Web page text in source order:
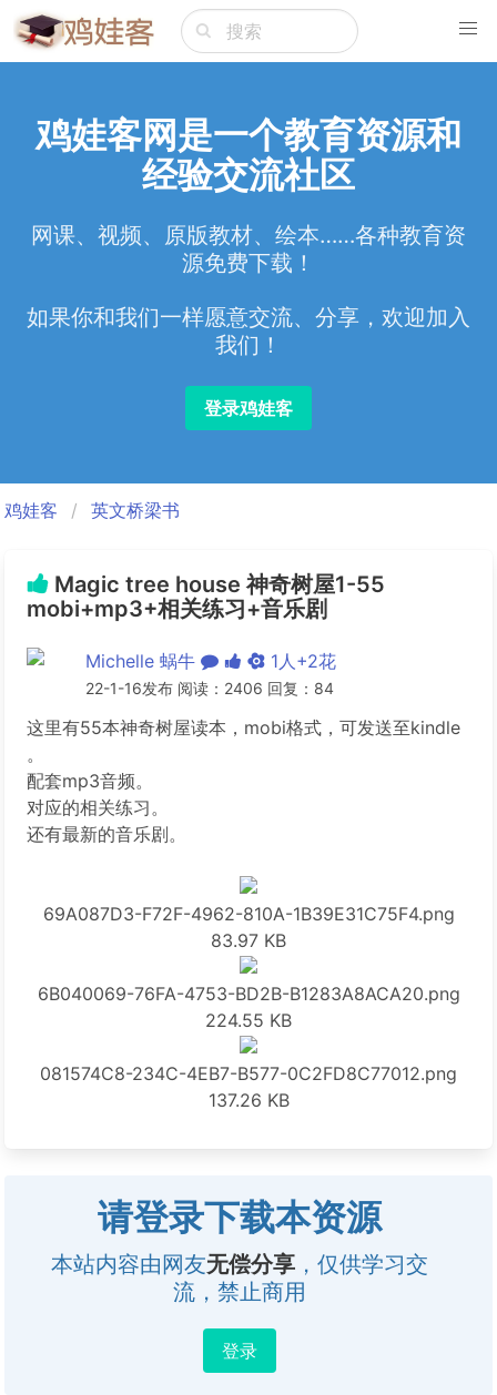
鸡娃客网是一个教育资源和
经验交流社区
网课、视频、原版教材、绘本……各种教育资
源免费下载！
如果你和我们一样愿意交流、分享，欢迎加入
我们！
登录鸡娃客
鸡娃客 英文桥梁书
Magic tree house 神奇树屋1-55
mobi+mp3+相关练习+音乐剧
Michelle 蜗牛 1人+2花
22-1-16发布 阅读：2406 回复：84
这里有55本神奇树屋读本，mobi格式，可发送至kindle
。
配套mp3音频。
对应的相关练习。
还有最新的音乐剧。
69A087D3-F72F-4962-810A-1B39E31C75F4.png
83.97 KB
6B040069-76FA-4753-BD2B-B1283A8ACA20.png
224.55 KB
081574C8-234C-4EB7-B577-0C2FD8C77012.png
137.26 KB
请登录下载本资源
本站内容由网友无偿分享 ，仅供学习交
流，禁止商用
登录